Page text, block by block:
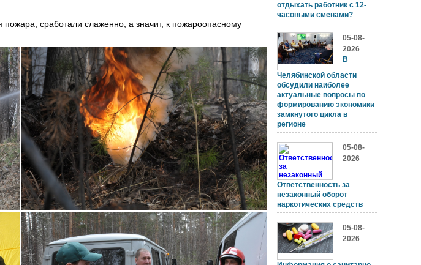
пожара, сработали слаженно, а значит, к пожароопасному
отдыхать работник с 12-
часовыми сменами?
05-08-
2026
В
Челябинской области
обсудили наиболее
актуальные вопросы по
формированию экономики
замкнутого цикла в
регионе
05-08-
2026
Ответственность за
незаконный оборот
наркотических средств
05-08-
2026